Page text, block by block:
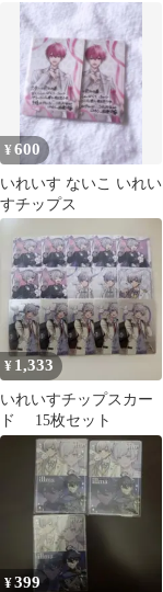
め売り
¥600
いれいす ないこ いれい
すチップス
¥ 1,333
いれいすチップスカー
ド 15枚セット
¥399